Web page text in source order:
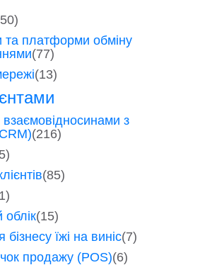
та платформи обміну
(77)
(13)
взаємовідносинами з
(216)
(85)
облік(15)
їжі на виніс(7)
продажу (POS)(6)